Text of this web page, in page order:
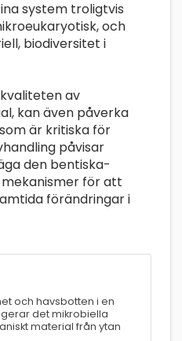
system troligtvis
och
biodiversitet i
av
kan även påverka
är kritiska för
påvisar
den bentiska-
för att
förändringar i
och havsbotten i en
det mikrobiella
material från ytan